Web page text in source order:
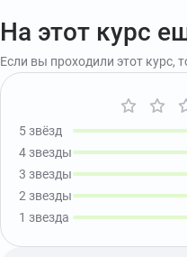
На этот курс
Если вы проходили этот курс,
5 звёзд
4 звезды
3 звезды
2 звезды
1 звезда